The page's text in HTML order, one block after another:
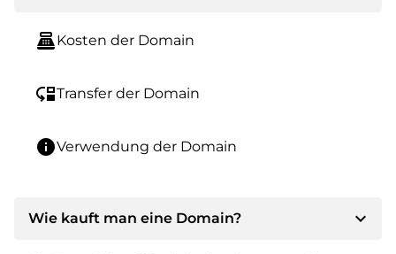
point_of_saleKosten der Domain
move_downTransfer der Domain
infoVerwendung der Domain
Wie kauft man eine Domain? expand_more